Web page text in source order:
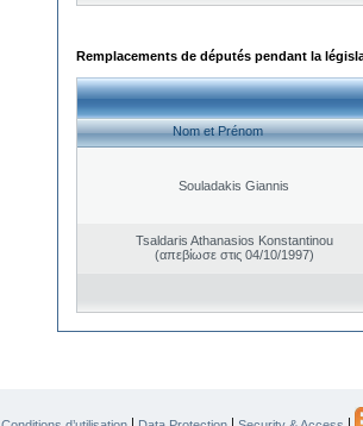
Remplacements de députés pendant la
Nom et Prénom
Souladakis Giannis
Tsaldaris Athanasios Konstantinou
(απεβίωσε στις 04/10/1997)
| | |